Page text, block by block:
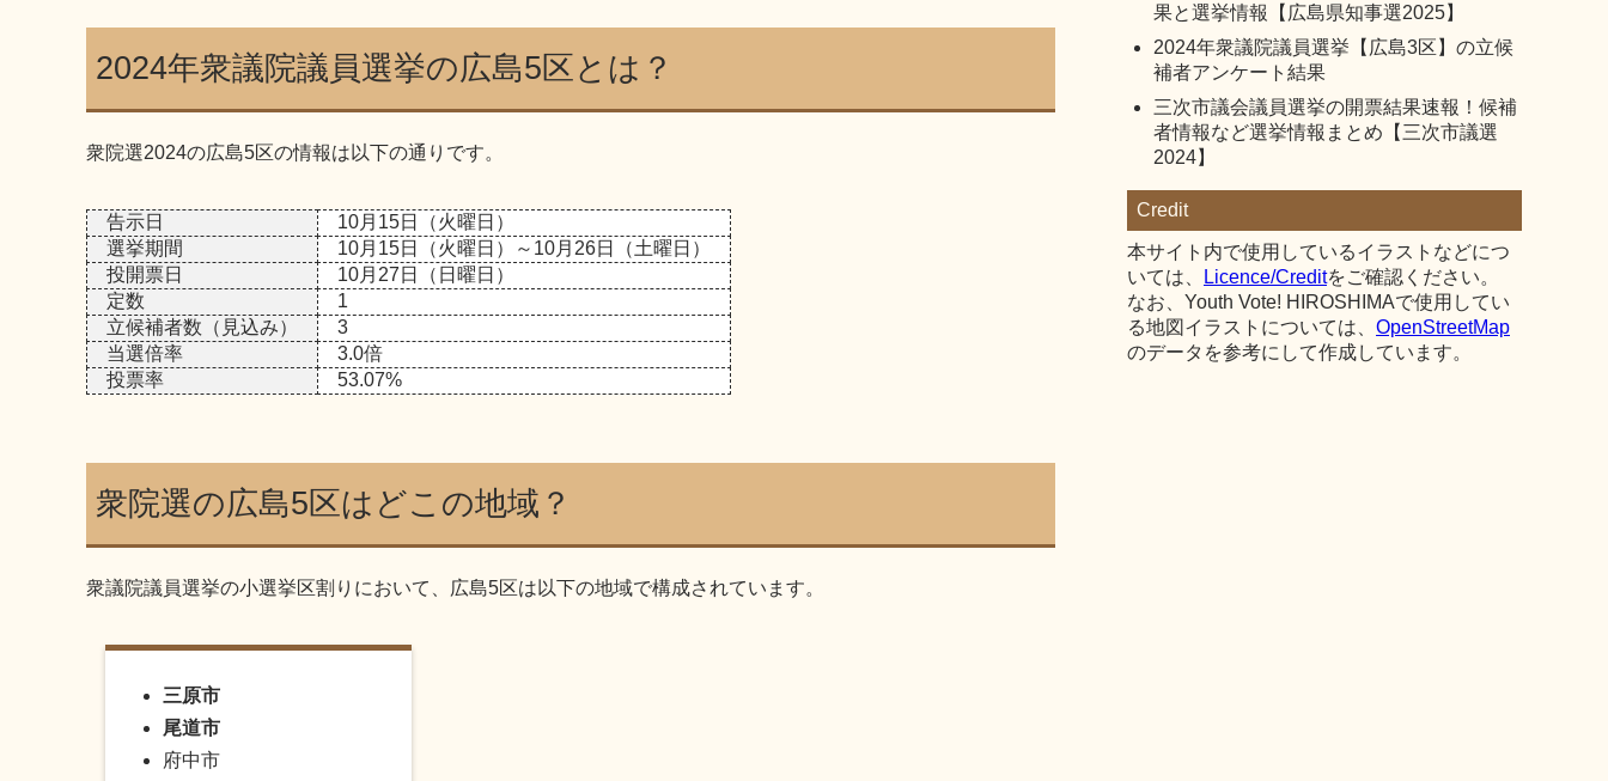
2024年衆議院議員選挙の広島5区とは？
衆院選2024の広島5区の情報は以下の通りです。
告示日
10月15日（火曜日）
選挙期間
10月15日（火曜日）～10月26日（土曜日）
投開票日
10月27日（日曜日）
定数
1
立候補者数（見込み）
3
当選倍率
3.0倍
投票率
53.07%
衆院選の広島5区はどこの地域？
衆議院議員選挙の小選挙区割りにおいて、広島5区は以下の地域で構成されています。
三原市
尾道市
府中市
果と選挙情報【広島県知事選2025】
2024年衆議院議員選挙【広島3区】の立候
補者アンケート結果
三次市議会議員選挙の開票結果速報！候補
者情報など選挙情報まとめ【三次市議選
2024】
Credit
本サイト内で使用しているイラストなどにつ
いては、
Licence/Creditをご確認ください。
なお、Youth Vote! HIROSHIMAで使用してい
る地図イラストについては、 OpenStreetMap
のデータを参考にして作成しています。